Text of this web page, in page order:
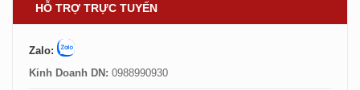
HỖ TRỢ TRỰC TUYẾN
Zalo:
Kinh Doanh DN: 0988990930